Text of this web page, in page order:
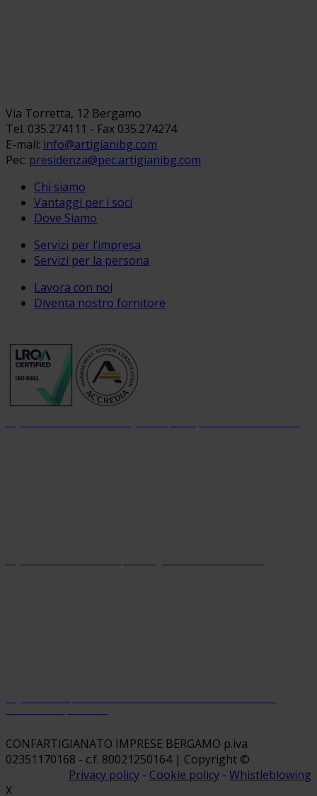
Via Torretta, 12 Bergamo
Tel. 035.274111 - Fax 035.274274
E-mail: info@artigianibg.com
Pec: presidenza@pec.artigianibg.com
Chi siamo
Vantaggi per i soci
Dove Siamo
Servizi per l’impresa
Servizi per la persona
Lavora con noi
Diventa nostro fornitore
CONFARTIGIANATO IMPRESE BERGAMO p.iva
02351170168 - c.f. 80021250164 | Copyright ©
Privacy policy - Cookie policy - Whistleblowing
X